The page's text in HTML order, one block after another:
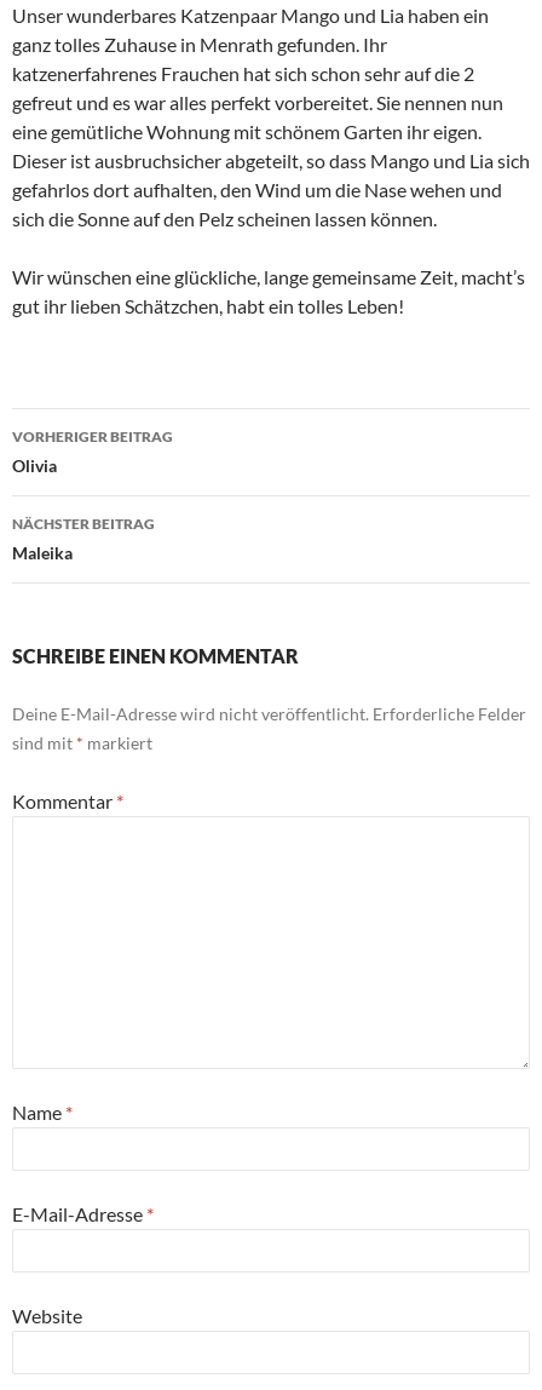
Unser wunderbares Katzenpaar Mango und Lia haben ein
ganz tolles Zuhause in Menrath gefunden. Ihr
katzenerfahrenes Frauchen hat sich schon sehr auf die 2
gefreut und es war alles perfekt vorbereitet. Sie nennen nun
eine gemütliche Wohnung mit schönem Garten ihr eigen.
Dieser ist ausbruchsicher abgeteilt, so dass Mango und Lia sich
gefahrlos dort aufhalten, den Wind um die Nase wehen und
sich die Sonne auf den Pelz scheinen lassen können.
Wir wünschen eine glückliche, lange gemeinsame Zeit, macht’s
gut ihr lieben Schätzchen, habt ein tolles Leben!
Beitragsnavigation
VORHERIGER BEITRAG
Olivia
NÄCHSTER BEITRAG
Maleika
SCHREIBE EINEN KOMMENTAR
Deine E-Mail-Adresse wird nicht veröffentlicht. Erforderliche Felder
sind mit * markiert
Kommentar *
Name *
E-Mail-Adresse *
Website